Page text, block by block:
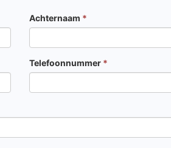
Achternaam *
Telefoonnummer *